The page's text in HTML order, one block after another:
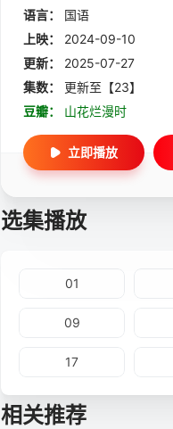
语言：
国语
上映：
2024-09-10
更新：
2025-07-27
集数：
更新至【23】
豆瓣：
山花烂漫时
立即播放
选集播放
01
09
17
相关推荐